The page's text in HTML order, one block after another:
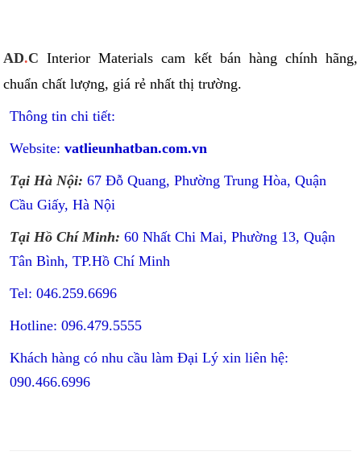
AD.C Interior Materials cam kết bán hàng chính hãng,
chuẩn chất lượng, giá rẻ nhất thị trường.
Thông tin chi tiết:
Website: vatlieunhatban.com.vn
Tại Hà Nội: 67 Đỗ Quang, Phường Trung Hòa, Quận
Cầu Giấy, Hà Nội
Tại Hồ Chí Minh: 60 Nhất Chi Mai, Phường 13, Quận
Tân Bình, TP.Hồ Chí Minh
Tel: 046.259.6696
Hotline: 096.479.5555
Khách hàng có nhu cầu làm Đại Lý xin liên hệ:
090.466.6996